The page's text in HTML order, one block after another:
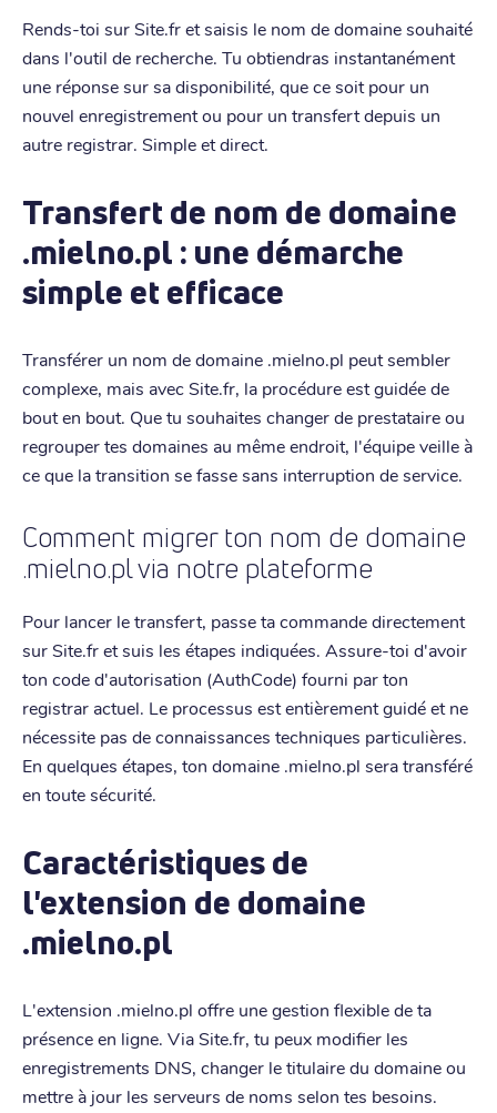
Rends-toi sur Site.fr et saisis le nom de domaine souhaité
dans l'outil de recherche. Tu obtiendras instantanément
une réponse sur sa disponibilité, que ce soit pour un
nouvel enregistrement ou pour un transfert depuis un
autre registrar. Simple et direct.
Transfert de nom de domaine
.mielno.pl : une démarche
simple et efficace
Transférer un nom de domaine .mielno.pl peut sembler
complexe, mais avec Site.fr, la procédure est guidée de
bout en bout. Que tu souhaites changer de prestataire ou
regrouper tes domaines au même endroit, l'équipe veille à
ce que la transition se fasse sans interruption de service.
Comment migrer ton nom de domaine
.mielno.pl via notre plateforme
Pour lancer le transfert, passe ta commande directement
sur Site.fr et suis les étapes indiquées. Assure-toi d'avoir
ton code d'autorisation (AuthCode) fourni par ton
registrar actuel. Le processus est entièrement guidé et ne
nécessite pas de connaissances techniques particulières.
En quelques étapes, ton domaine .mielno.pl sera transféré
en toute sécurité.
Caractéristiques de
l'extension de domaine
.mielno.pl
L'extension .mielno.pl offre une gestion flexible de ta
présence en ligne. Via Site.fr, tu peux modifier les
enregistrements DNS, changer le titulaire du domaine ou
mettre à jour les serveurs de noms selon tes besoins.